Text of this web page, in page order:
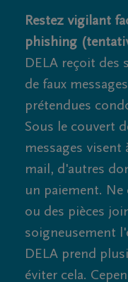
Restez vigilant
phishing
DELA reçoit des
de faux
prétendues
Sous le couvert
messages visent
mail, d'autres
un paiement. Ne
ou des pièces
soigneusement
DELA prend
éviter cela.